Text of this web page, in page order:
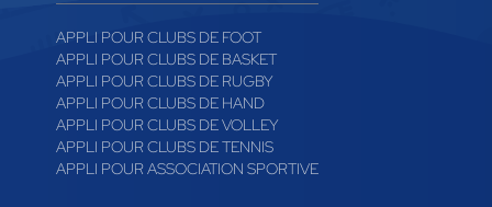
APPLI POUR CLUBS DE FOOT
APPLI POUR CLUBS DE BASKET
APPLI POUR CLUBS DE RUGBY
APPLI POUR CLUBS DE HAND
APPLI POUR CLUBS DE VOLLEY
APPLI POUR CLUBS DE TENNIS
APPLI POUR ASSOCIATION SPORTIVE